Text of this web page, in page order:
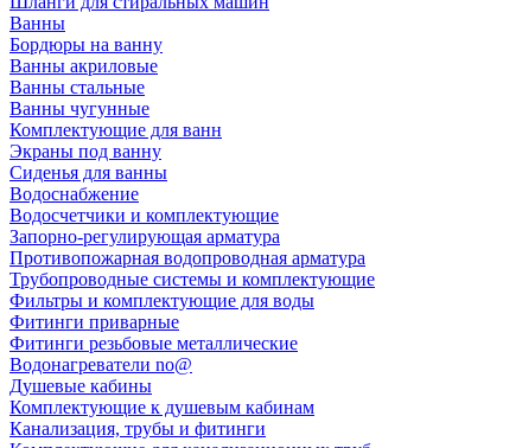
Ванны
Бордюры на ванну
Ванны акриловые
Ванны стальные
Ванны чугунные
Комплектующие для ванн
Экраны под ванну
Сиденья для ванны
Водоснабжение
Водосчетчики и комплектующие
Запорно-регулирующая арматура
Противопожарная водопроводная арматура
Трубопроводные системы и комплектующие
Фильтры и комплектующие для воды
Фитинги приварные
Фитинги резьбовые металлические
Водонагреватели no@
Душевые кабины
Комплектующие к душевым кабинам
Канализация, трубы и фитинги